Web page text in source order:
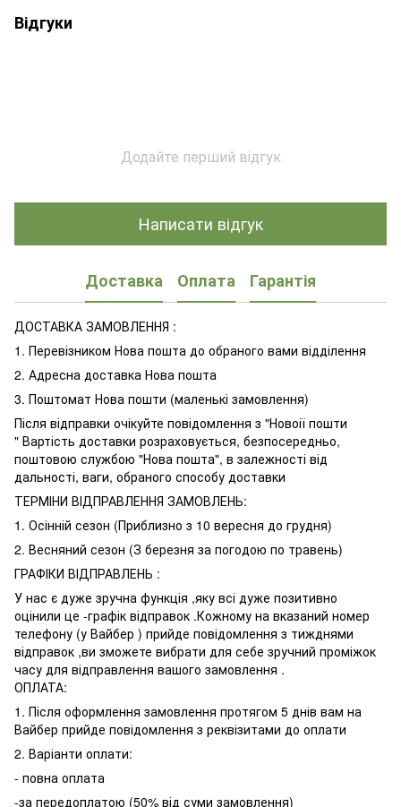
Відгуки
Додайте перший відгук
Написати відгук
Доставка Оплата Гарантія
ДОСТАВКА ЗАМОВЛЕННЯ :
1. Перевізником Нова пошта до обраного вами відділення
2. Адресна доставка Нова пошта
3. Поштомат Нова пошти (маленькі замовлення)
Після відправки очікуйте повідомлення з "Новоії пошти
" Вартість доставки розраховується, безпосередньо,
поштовою службою "Нова пошта", в залежності від
дальності, ваги, обраного способу доставки
ТЕРМІНИ ВІДПРАВЛЕННЯ ЗАМОВЛЕНЬ:
1. Осінній сезон (Приблизно з 10 вересня до грудня)
2. Весняний сезон (З березня за погодою по травень)
ГРАФІКИ ВІДПРАВЛЕНЬ :
У нас є дуже зручна функція ,яку всі дуже позитивно
оцінили це -графік відправок .Кожному на вказаний номер
телефону (у Вайбер ) прийде повідомлення з тижднями
відправок ,ви зможете вибрати для себе зручний проміжок
часу для відправлення вашого замовлення .
ОПЛАТА:
1. Після оформлення замовлення протягом 5 днів вам на
Вайбер прийде повідомлення з реквізитами до оплати
2. Варіанти оплати:
- повна оплата
-за передоплатою (50% від суми замовлення)